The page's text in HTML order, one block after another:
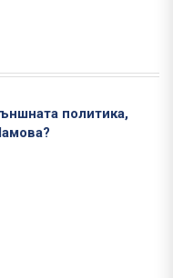
политика,